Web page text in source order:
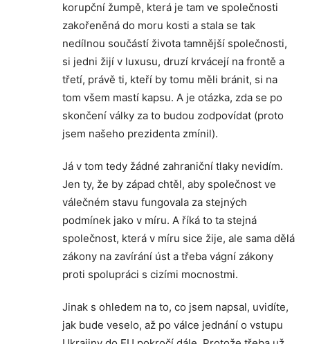
korupční žumpě, která je tam ve společnosti
zakořeněná do moru kosti a stala se tak
nedílnou součástí života tamnější společnosti,
si jedni žijí v luxusu, druzí krvácejí na frontě a
třetí, právě ti, kteří by tomu měli bránit, si na
tom všem mastí kapsu. A je otázka, zda se po
skončení války za to budou zodpovídat (proto
jsem našeho prezidenta zmínil).
Já v tom tedy žádné zahraniční tlaky nevidím.
Jen ty, že by západ chtěl, aby společnost ve
válečném stavu fungovala za stejných
podmínek jako v míru. A říká to ta stejná
společnost, která v míru sice žije, ale sama dělá
zákony na zavírání úst a třeba vágní zákony
proti spolupráci s cizími mocnostmi.
Jinak s ohledem na to, co jsem napsal, uvidíte,
jak bude veselo, až po válce jednání o vstupu